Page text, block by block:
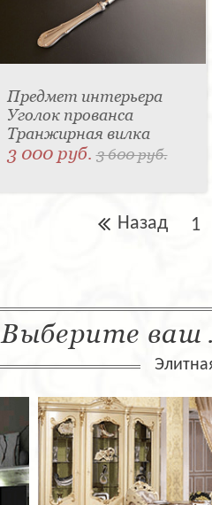
Предмет интерьера
Уголок прованса
Транжирная вилка
3 000 руб.3 600 руб.
Назад 1
Выберите ваш